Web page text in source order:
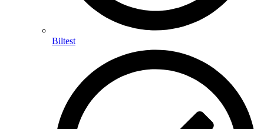
Biltest